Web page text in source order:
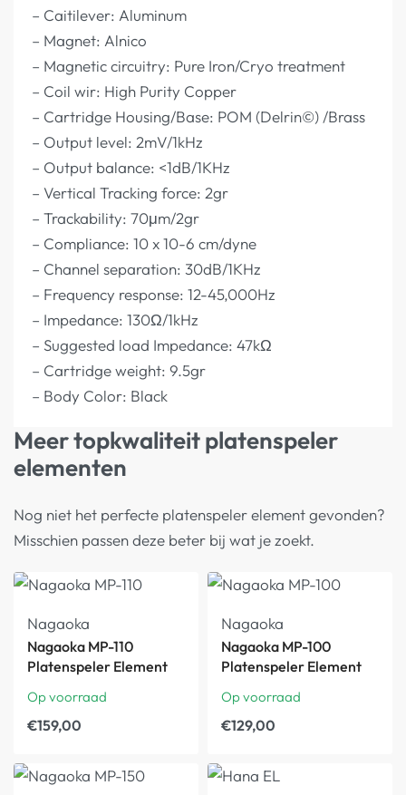
– Caitilever: Aluminum
– Magnet: Alnico
– Magnetic circuitry: Pure Iron/Cryo treatment
– Coil wir: High Purity Copper
– Cartridge Housing/Base: POM (Delrin©) /Brass
– Output level: 2mV/1kHz
– Output balance: <1dB/1KHz
– Vertical Tracking force: 2gr
– Trackability: 70μm/2gr
– Compliance: 10 x 10-6 cm/dyne
– Channel separation: 30dB/1KHz
– Frequency response: 12-45,000Hz
– Impedance: 130Ω/1kHz
– Suggested load Impedance: 47kΩ
– Cartridge weight: 9.5gr
– Body Color: Black
Meer topkwaliteit platenspeler
elementen
Nog niet het perfecte platenspeler element gevonden?
Misschien passen deze beter bij wat je zoekt.
Nagaoka
Nagaoka MP-110
Platenspeler Element
Op voorraad
€159,00
Nagaoka
Nagaoka MP-100
Platenspeler Element
Op voorraad
€129,00